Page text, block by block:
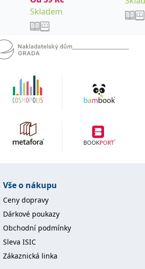
Skladem
Vše o nákupu
Ceny dopravy
Dárkové poukazy
Obchodní podmínky
Sleva ISIC
Zákaznická linka